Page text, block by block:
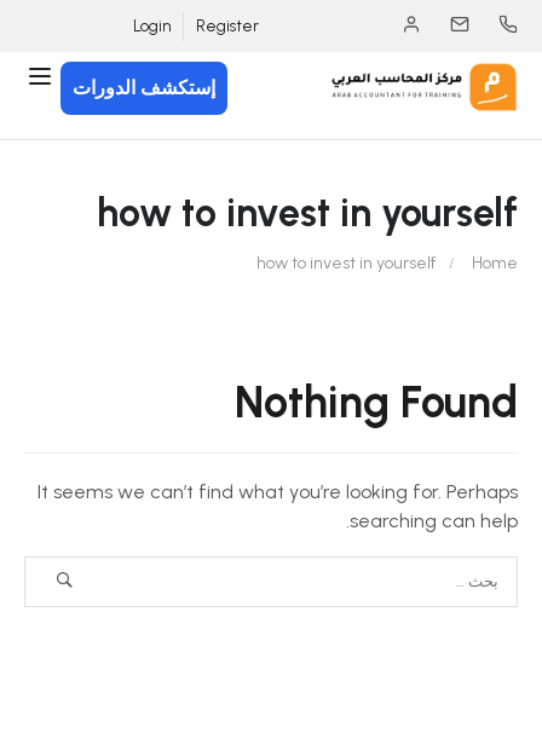
Register
Login
إستكشف الدورات
how to invest in yourself
Home
how to invest in yourself
Nothing Found
It seems we can’t find what you’re looking for. Perhaps
searching can help.